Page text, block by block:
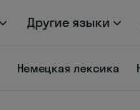
Другие языки
Немецкая лексика